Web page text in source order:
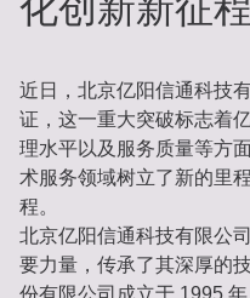
近日，北京亿阳信通科技
证，这一重大突破标志着
理水平以及服务质量等方
术服务领域树立了新的里
程。
北京亿阳信通科技有限公
要力量，传承了其深厚的
份有限公司成立于 1995